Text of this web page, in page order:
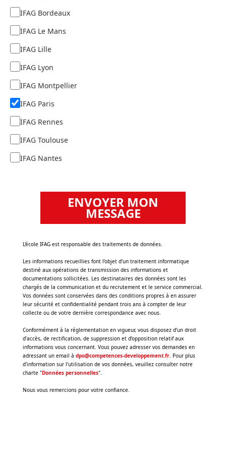
IFAG Bordeaux
IFAG Le Mans
IFAG Lille
IFAG Lyon
IFAG Montpellier
IFAG Paris
IFAG Rennes
IFAG Toulouse
IFAG Nantes
ENVOYER MON
MESSAGE
‌L'école IFAG est responsable des traitements de données.
Les informations recueillies font l’objet d’un traitement informatique
destiné aux opérations de transmission des informations et
documentations sollicitées. Les destinataires des données sont les
chargés de la communication et du recrutement et le service commercial.
Vos données sont conservées dans des conditions propres à en assurer
leur sécurité et confidentialité pendant trois ans à compter de leur
collecte ou de votre dernière correspondance avec nous.
Conformément à la réglementation en vigueur, vous disposez d’un droit
d’accès, de rectification, de suppression et d’opposition relatif aux
informations vous concernant. Vous pouvez adresser vos demandes en
adressant un email à dpo@competences-developpement.fr. Pour plus
d’information sur l’utilisation de vos données, veuillez consulter notre
charte "Données personnelles".
Nous vous remercions pour votre confiance.